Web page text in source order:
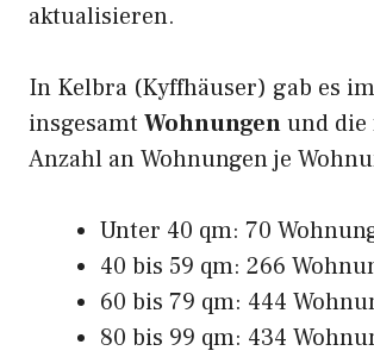
aktualisieren.
In Kelbra (Kyffhäuser) gab es
insgesamt Wohnungenund die
Anzahl an Wohnungen je
Unter 40 qm: 70
40 bis 59 qm: 266
60 bis 79 qm: 444
80 bis 99 qm: 434